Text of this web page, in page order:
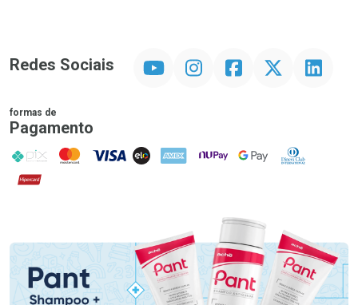
Redes Sociais InstagramFacebookTwitter Linkedin
formas de
Pagamento
PIX MasterCard
VISA ELO AMEX NuPay Google PayDiners Club
Hipercard
Promoção em Destaque